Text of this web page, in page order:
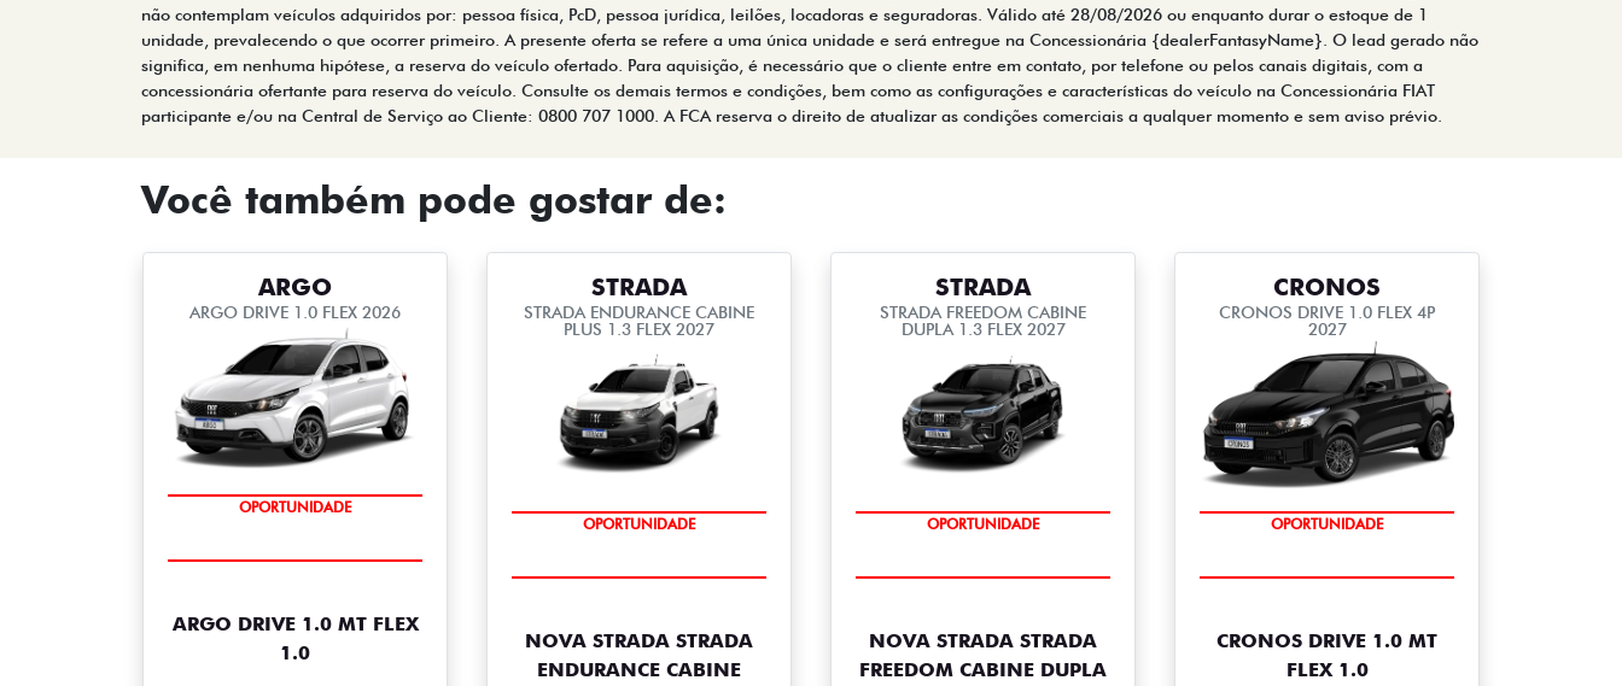
não contemplam veículos adquiridos por: pessoa física, PcD, pessoa jurídica, leilões, locadoras e seguradoras. Válido até 28/08/2026 ou enquanto durar o estoque de 1
unidade, prevalecendo o que ocorrer primeiro. A presente oferta se refere a uma única unidade e será entregue na Concessionária {dealerFantasyName}. O lead gerado não
significa, em nenhuma hipótese, a reserva do veículo ofertado. Para aquisição, é necessário que o cliente entre em contato, por telefone ou pelos canais digitais, com a
concessionária ofertante para reserva do veículo. Consulte os demais termos e condições, bem como as configurações e características do veículo na Concessionária FIAT
participante e/ou na Central de Serviço ao Cliente: 0800 707 1000. A FCA reserva o direito de atualizar as condições comerciais a qualquer momento e sem aviso prévio.
Você também pode gostar de:
ARGO
ARGO DRIVE 1.0 FLEX 2026
OPORTUNIDADE
ARGO DRIVE 1.0 MT FLEX
1.0
STRADA
STRADA ENDURANCE CABINE
PLUS 1.3 FLEX 2027
OPORTUNIDADE
NOVA STRADA STRADA
ENDURANCE CABINE
STRADA
STRADA FREEDOM CABINE
DUPLA 1.3 FLEX 2027
OPORTUNIDADE
NOVA STRADA STRADA
FREEDOM CABINE DUPLA
CRONOS
CRONOS DRIVE 1.0 FLEX 4P
2027
OPORTUNIDADE
CRONOS DRIVE 1.0 MT
FLEX 1.0